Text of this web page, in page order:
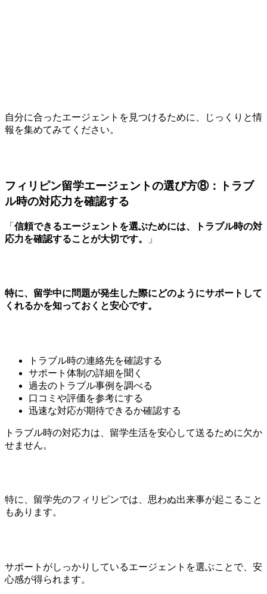
自分に合ったエージェントを見つけるために、じっくりと情
報を集めてみてください。
フィリピン留学エージェントの選び方⑧：トラブ
ル時の対応力を確認する
「 信頼できるエージェントを選ぶためには、トラブル時の対
応力を確認することが大切です。
」
特に、留学中に問題が発生した際にどのようにサポートして
くれるかを知っておくと安心です。
トラブル時の連絡先を確認する
サポート体制の詳細を聞く
過去のトラブル事例を調べる
口コミや評価を参考にする
迅速な対応が期待できるか確認する
トラブル時の対応力は、留学生活を安心して送るために欠か
せません。
特に、留学先のフィリピンでは、思わぬ出来事が起こること
もあります。
サポートがしっかりしているエージェントを選ぶことで、安
心感が得られます。